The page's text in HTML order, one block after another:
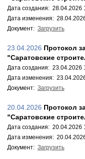
Дата создания: 28.04.2026
Дата изменения:
Документ: Загрузить
23.04.2026 Протокол
"Саратовские
Дата создания: 23.04.2026
Дата изменения:
Документ: Загрузить
20.04.2026 Протокол
"Саратовские
Дата создания: 20.04.2026
Дата изменения:
Документ: Загрузить